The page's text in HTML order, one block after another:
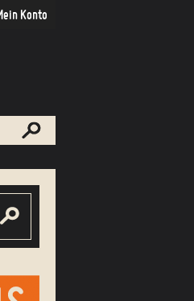
Konto